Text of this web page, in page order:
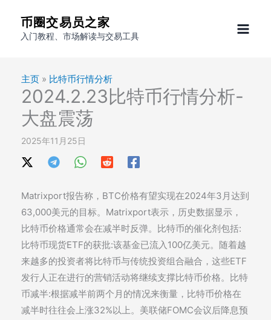
币圈交易员之家
入门教程、市场解读与交易工具
主页 » 比特币行情分析
2024.2.23比特币行情分析-
大盘震荡
2025年11月25日
Matrixport报告称，BTC价格有望实现在2024年3月达到
63,000美元的目标。Matrixport表示，历史数据显示，
比特币价格通常会在减半时反弹。比特币的催化剂包括:
比特币现货ETF的获批:该基金已流入100亿美元。随着越
来越多的投资者将比特币与传统投资组合融合，这些ETF
发行人正在进行的营销活动将继续支撑比特币价格。比特
币减半:根据减半前两个月的情况来衡量，比特币价格在
减半时往往会上涨32%以上。美联储FOMC会议后降息预